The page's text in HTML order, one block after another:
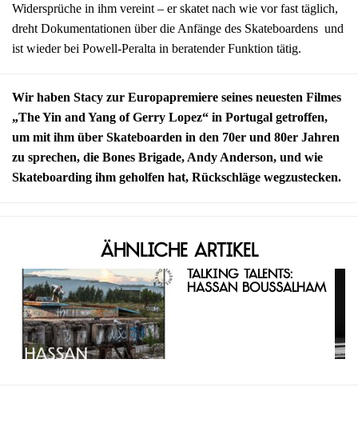
Widersprüche in ihm vereint – er skatet nach wie vor fast täglich,
dreht Dokumentationen über die Anfänge des Skateboardens und
ist wieder bei Powell-Peralta in beratender Funktion tätig.
Wir haben Stacy zur Europapremiere seines neuesten Filmes
„The Yin and Yang of Gerry Lopez“ in Portugal getroffen,
um mit ihm über Skateboarden in den 70er und 80er Jahren
zu sprechen, die Bones Brigade, Andy Anderson, und wie
Skateboarding ihm geholfen hat, Rückschläge wegzustecken.
Ähnliche Artikel
Talking Talents:
Hassan Boussalham